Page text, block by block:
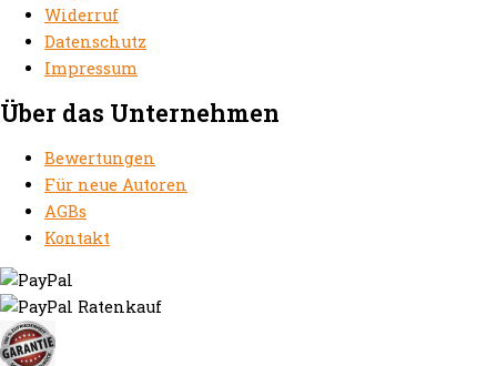
Widerruf
Datenschutz
Impressum
Über das Unternehmen
Bewertungen
Für neue Autoren
AGBs
Kontakt